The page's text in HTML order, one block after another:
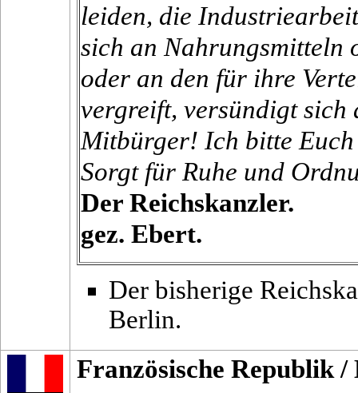
leiden, die
sich an Nahrungsmitteln
oder an den für ihre
vergreift, versündigt sich
Mitbürger! Ich bitte
Sorgt für Ruhe und
Der Reichskanzler.
gez. Ebert.
Der bisherige
Berlin.
Französische Republik /